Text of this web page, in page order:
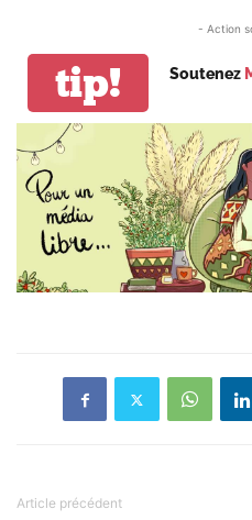
- Action
tip! Soutenez
Article précédent